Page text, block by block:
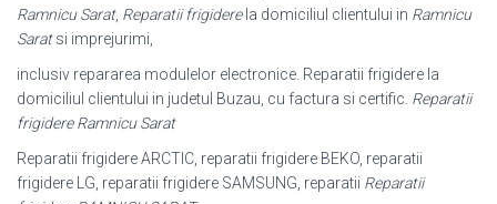
Ramnicu Sarat, Reparatii frigiderela domiciliul clientului in Ramnicu
Saratsi imprejurimi,
inclusiv repararea modulelor electronice. Reparatii frigidere la
domiciliul clientului in judetul Buzau, cu factura si certific. Reparatii
frigidere Ramnicu Sarat
Reparatii frigidere ARCTIC, reparatii frigidere BEKO, reparatii
frigidere LG, reparatii frigidere SAMSUNG, reparatii Reparatii